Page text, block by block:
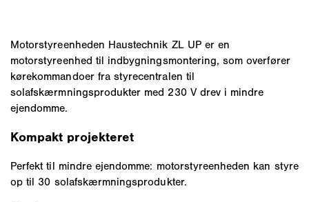
Motorstyreenheden Haustechnik ZL UP er en
motorstyreenhed til indbygningsmontering, som overfører
kørekommandoer fra styrecentralen til
solafskærmningsprodukter med 230 V drev i mindre
ejendomme.
Kompakt projekteret
Perfekt til mindre ejendomme: motorstyreenheden kan styre
op til 30 solafskærmningsprodukter.